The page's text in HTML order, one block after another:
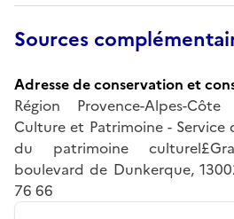
Sources
Adresse de conservation et
Région Provence-Alpes-
Culture et Patrimoine - Service
du patrimoine
boulevard de Dunkerque,
76 66